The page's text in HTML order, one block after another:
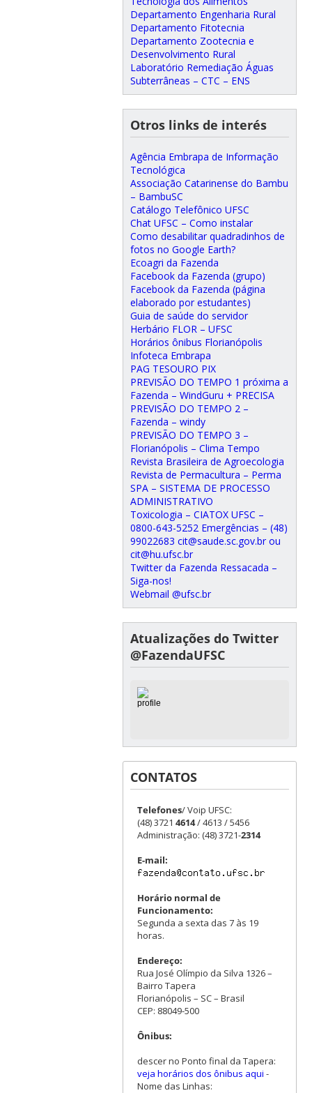
Departamento Engenharia Rural
Departamento Fitotecnia
Departamento Zootecnia e
Desenvolvimento Rural
Laboratório Remediação Águas
Subterrâneas – CTC – ENS
Otros links de interés
Agência Embrapa de Informação
Tecnológica
Associação Catarinense do Bambu
– BambuSC
Catálogo Telefônico UFSC
Chat UFSC – Como instalar
Como desabilitar quadradinhos de
fotos no Google Earth?
Ecoagri da Fazenda
Facebook da Fazenda (grupo)
Facebook da Fazenda (página
elaborado por estudantes)
Guia de saúde do servidor
Herbário FLOR – UFSC
Horários ônibus Florianópolis
Infoteca Embrapa
PAG TESOURO PIX
PREVISÃO DO TEMPO 1 próxima a
Fazenda – WindGuru + PRECISA
PREVISÃO DO TEMPO 2 –
Fazenda – windy
PREVISÃO DO TEMPO 3 –
Florianópolis – Clima Tempo
Revista Brasileira de Agroecologia
Revista de Permacultura – Perma
SPA – SISTEMA DE PROCESSO
ADMINISTRATIVO
Toxicologia – CIATOX UFSC –
0800-643-5252 Emergências – (48)
99022683 cit@saude.sc.gov.br ou
cit@hu.ufsc.br
Twitter da Fazenda Ressacada –
Siga-nos!
Webmail @ufsc.br
Atualizações do Twitter
@FazendaUFSC
CONTATOS
Telefones/ Voip UFSC:
(48) 3721 4614/ 4613 / 5456
Administração: (48) 3721-2314
E-mail:
Horário normal de
Funcionamento:
Segunda a sexta das 7 às 19
horas.
Endereço:
Rua José Olímpio da Silva 1326 –
Bairro Tapera
Florianópolis – SC – Brasil
CEP: 88049-500
Ônibus:
descer no Ponto final da Tapera:
veja horários dos ônibus aqui -
Nome das Linhas: